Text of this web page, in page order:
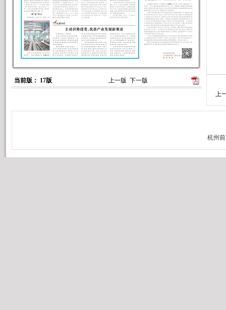
当前版： 17版 上一版 下一版
上